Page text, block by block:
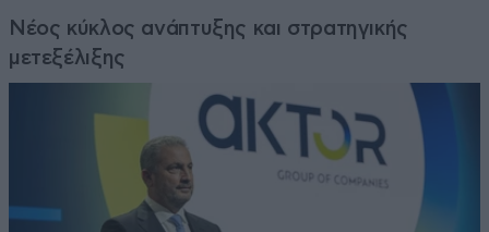
Νέος κύκλος ανάπτυξης και στρατηγικής
μετεξέλιξης